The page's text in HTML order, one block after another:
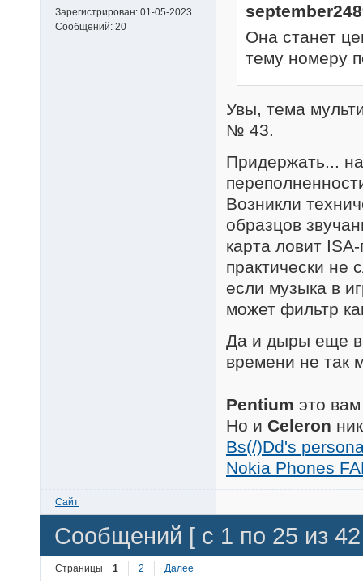
Зарегистрирован: 01-05-2023
Сообщений: 20
Она станет
тему номеру
Увы, тема
№ 43.
Придержать...
Возникли
образцов
карта ловит
практически не
если музыка в
может фильтр
Да и дыры еще в
времени не так
Pentium это
Но и Celeron
Bs(/)Dd's
Nokia Phones
Сайт
Сообщений [ с 1 по 25 из
Страницы 1 2 Далее